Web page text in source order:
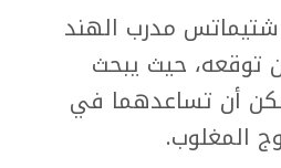
شتيماتس مدرب الهند
توقعه، حيث يبحث
أن تساعدهما في
المغلوب.